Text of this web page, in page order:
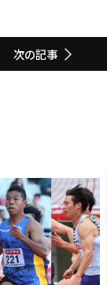
次の記事